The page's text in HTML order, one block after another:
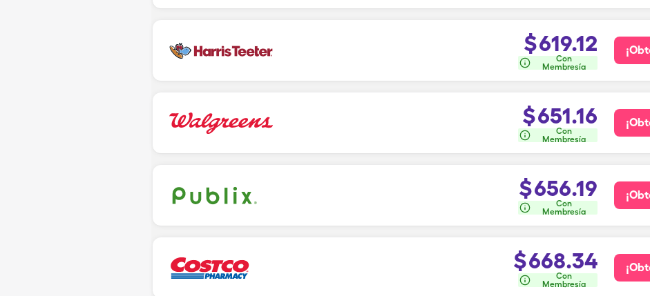
$619.12
Con
Membresía
$651.16
Con
Membresía
$656.19
Con
Membresía
$668.34
Con
Membresía